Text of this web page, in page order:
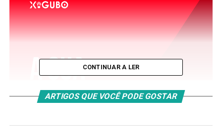
CONTINUAR A LER
ARTIGOS QUE VOCÊ PODE GOSTAR